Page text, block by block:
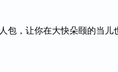
包，让你在大快朵颐的当儿